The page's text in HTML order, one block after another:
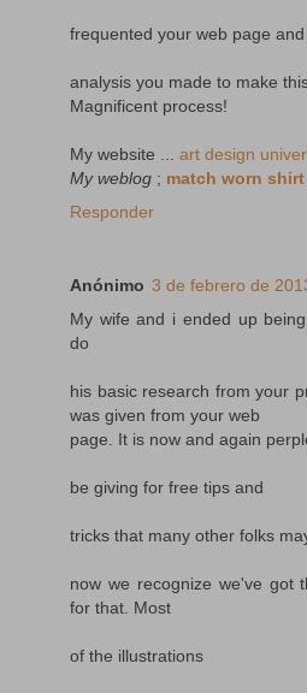
frequented your web page
analysis you made to make
Magnificent process!
My website ... art design
My weblog ; match worn
Responder
Anónimo 3 de febrero de
My wife and i ended up
do
his basic research from your
was given from your web
page. It is now and again
be giving for free tips and
tricks that many other folks
now we recognize we've got
for that. Most
of the illustrations